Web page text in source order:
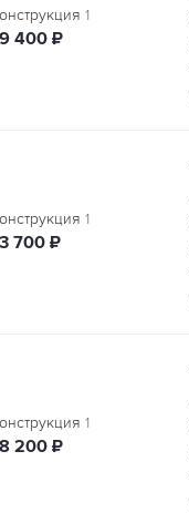
1
400 руб.
₽
1
700 руб.
₽
1
200 руб.
₽